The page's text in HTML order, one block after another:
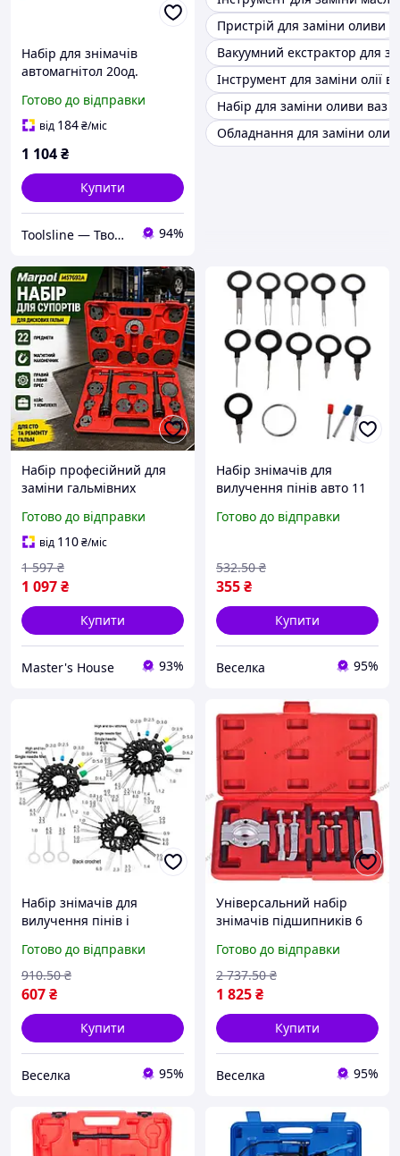
Набір для знімачів
автомагнітол 20од.
Готово до відправки
від 184₴/міс
1 104₴
Купити
Toolsline — Твоя лінія інструменту 94%
Пристрій для заміни оливи
Вакуумний екстрактор для
Інструмент для заміни олії в
Набір для заміни оливи ваз
Обладнання для заміни
Набір професійний для
заміни гальмівних
22 од Знімач для заміни
барабанних колодок у
кейсі Польща
Готово до відправки
від 110₴/міс
1 097₴
1 597 ₴
Купити
Master's House 93%
Набір знімачів для
вилучення пінів авто 11
автолюбів різних
Готово до відправки
355₴
532.50 ₴
Купити
Веселка 95%
Набір знімачів для
вилучення пінів і
ремонту електроніки
автомобілів і автозвуку
FLAME
Готово до відправки
607₴
910.50 ₴
Купити
Веселка 95%
Універсальний набір
знімачів підшипників 6
домашніх майстрів FLAME
Готово до відправки
1 825₴
2 737.50 ₴
Купити
Веселка 95%